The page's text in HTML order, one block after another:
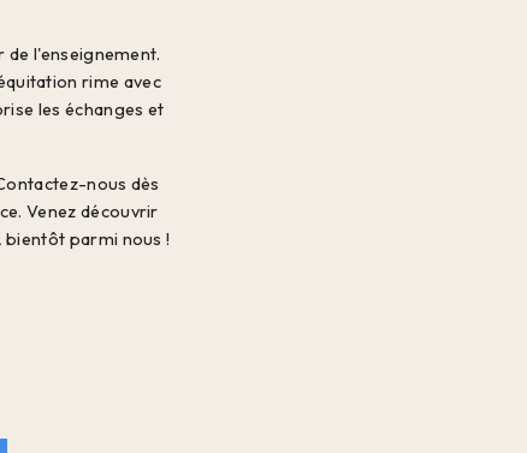
de l'enseignement.
rime avec
les échanges et
nous dès
Venez découvrir
parmi nous !